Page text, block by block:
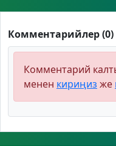
Комментарийлер (0)
Комментарий
менен кириңиз же